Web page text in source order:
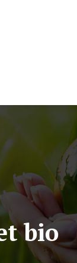
bio